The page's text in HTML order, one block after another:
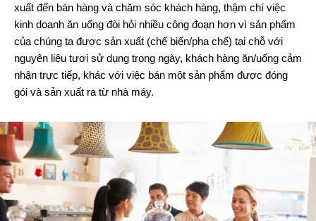
xuất đến bán hàng và chăm sóc khách hàng, thậm chí việc
kinh doanh ăn uống đòi hỏi nhiều công đoạn hơn vì sản phẩm
của chúng ta được sản xuất (chế biến/pha chế) tại chỗ với
nguyên liệu tươi sử dụng trong ngày, khách hàng ăn/uống cảm
nhận trực tiếp, khác với việc bán một sản phẩm được đóng
gói và sản xuất ra từ nhà máy.